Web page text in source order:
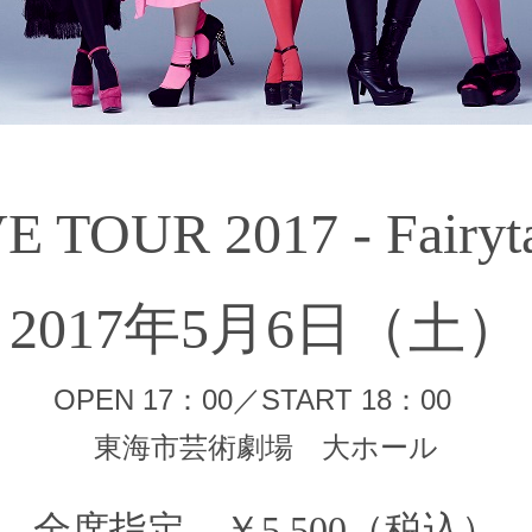
TOUR 2017 -
2017年5月6日（土）
OPEN 17：00／START 18：00
東海市芸術劇場 大ホール